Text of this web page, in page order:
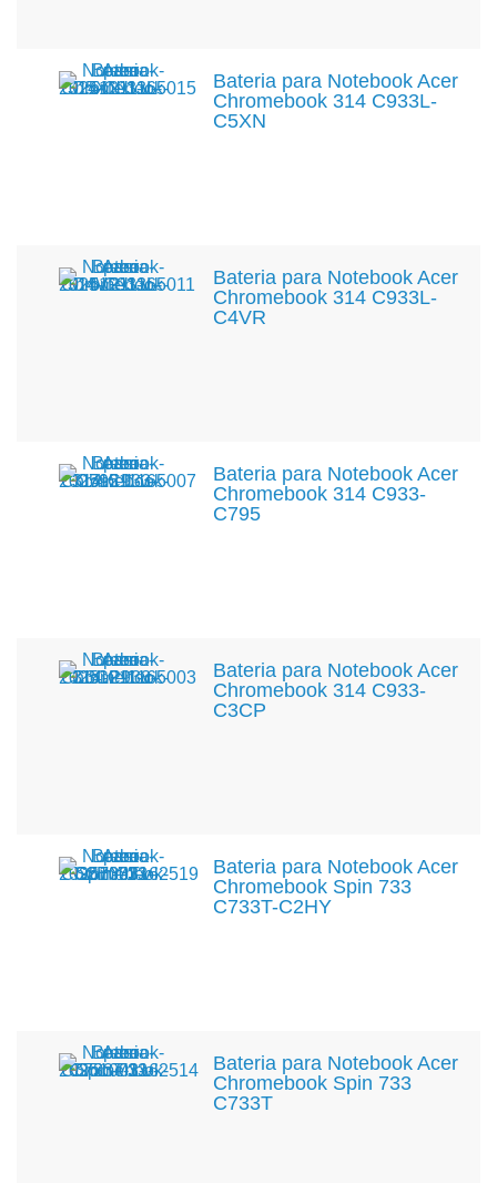
Bateria para Notebook Acer
Chromebook 314 C933L-
C5XN
Bateria para Notebook Acer
Chromebook 314 C933L-
C4VR
Bateria para Notebook Acer
Chromebook 314 C933-
C795
Bateria para Notebook Acer
Chromebook 314 C933-
C3CP
Bateria para Notebook Acer
Chromebook Spin 733
C733T-C2HY
Bateria para Notebook Acer
Chromebook Spin 733
C733T